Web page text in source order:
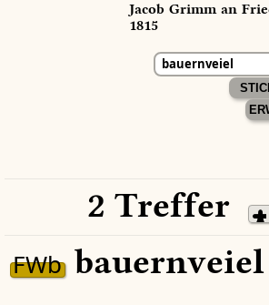
Jacob Grimm an
1815
2 Treffer
FWbbauernveiel